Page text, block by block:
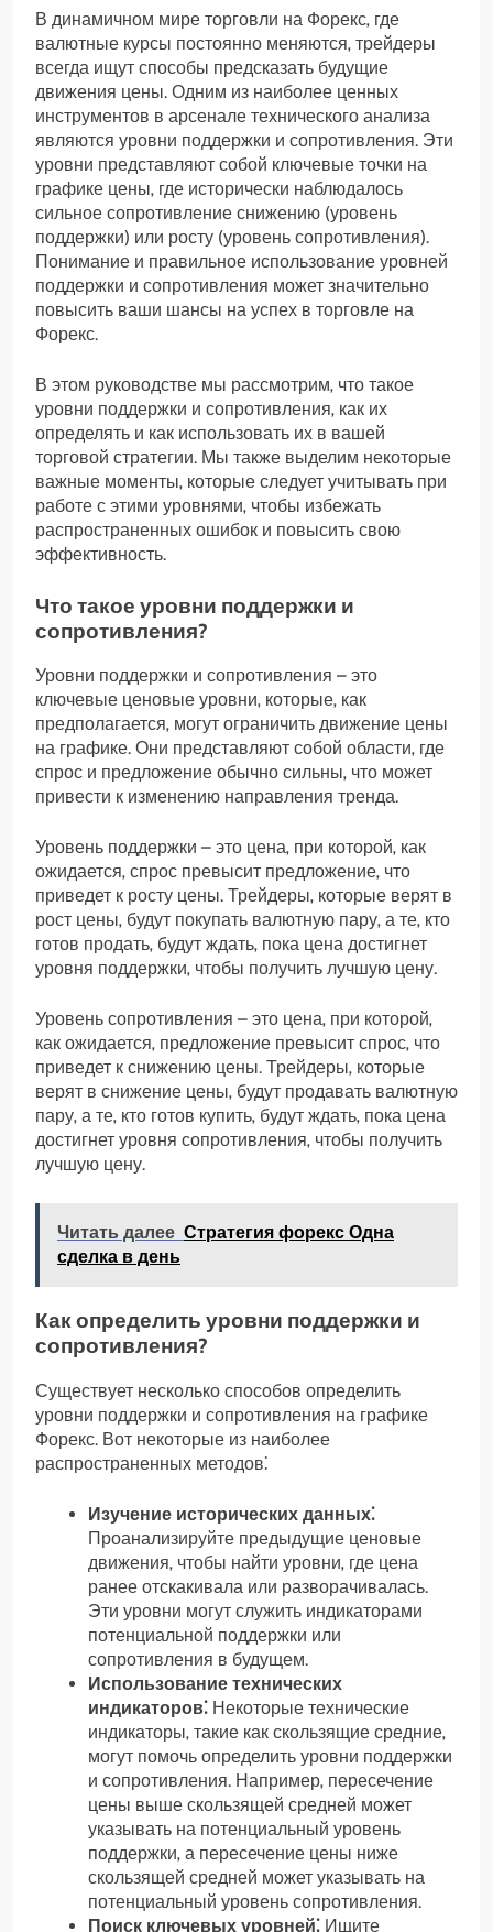
В динамичном мире торговли на Форекс‚ где
валютные курсы постоянно меняются‚ трейдеры
всегда ищут способы предсказать будущие
движения цены. Одним из наиболее ценных
инструментов в арсенале технического анализа
являются уровни поддержки и сопротивления. Эти
уровни представляют собой ключевые точки на
графике цены‚ где исторически наблюдалось
сильное сопротивление снижению (уровень
поддержки) или росту (уровень сопротивления).
Понимание и правильное использование уровней
поддержки и сопротивления может значительно
повысить ваши шансы на успех в торговле на
Форекс.
В этом руководстве мы рассмотрим‚ что такое
уровни поддержки и сопротивления‚ как их
определять и как использовать их в вашей
торговой стратегии. Мы также выделим некоторые
важные моменты‚ которые следует учитывать при
работе с этими уровнями‚ чтобы избежать
распространенных ошибок и повысить свою
эффективность.
Что такое уровни поддержки и
сопротивления?
Уровни поддержки и сопротивления – это
ключевые ценовые уровни‚ которые‚ как
предполагается‚ могут ограничить движение цены
на графике. Они представляют собой области‚ где
спрос и предложение обычно сильны‚ что может
привести к изменению направления тренда.
Уровень поддержки – это цена‚ при которой‚ как
ожидается‚ спрос превысит предложение‚ что
приведет к росту цены. Трейдеры‚ которые верят в
рост цены‚ будут покупать валютную пару‚ а те‚ кто
готов продать‚ будут ждать‚ пока цена достигнет
уровня поддержки‚ чтобы получить лучшую цену.
Уровень сопротивления – это цена‚ при которой‚
как ожидается‚ предложение превысит спрос‚ что
приведет к снижению цены. Трейдеры‚ которые
верят в снижение цены‚ будут продавать валютную
пару‚ а те‚ кто готов купить‚ будут ждать‚ пока цена
достигнет уровня сопротивления‚ чтобы получить
лучшую цену.
Читать далее Стратегия форекс Одна
сделка в день
Как определить уровни поддержки и
сопротивления?
Существует несколько способов определить
уровни поддержки и сопротивления на графике
Форекс. Вот некоторые из наиболее
распространенных методов⁚
Изучение исторических данных⁚
Проанализируйте предыдущие ценовые
движения‚ чтобы найти уровни‚ где цена
ранее отскакивала или разворачивалась.
Эти уровни могут служить индикаторами
потенциальной поддержки или
сопротивления в будущем.
Использование технических
индикаторов⁚ Некоторые технические
индикаторы‚ такие как скользящие средние‚
могут помочь определить уровни поддержки
и сопротивления. Например‚ пересечение
цены выше скользящей средней может
указывать на потенциальный уровень
поддержки‚ а пересечение цены ниже
скользящей средней может указывать на
потенциальный уровень сопротивления.
Поиск ключевых уровней⁚ Ищите